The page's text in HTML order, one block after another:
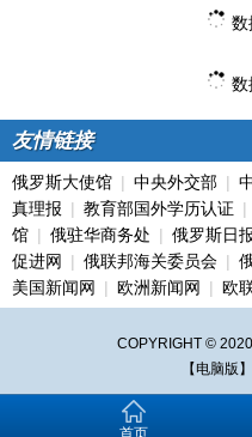
数
数
友情链接
俄罗斯大使馆 | 中央外交部 |
真理报 | 教育部国外学历认证 |
馆 | 俄驻华商务处 | 俄罗斯日
促进网 | 俄联邦海关委员会 |
美国新闻网 | 欧洲新闻网 | 欧
COPYRIGHT ©
【电脑版】
首页